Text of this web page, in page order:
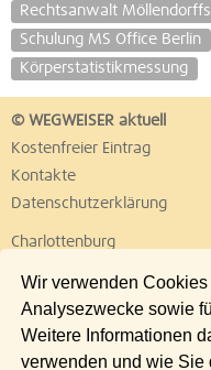
Wir verwenden Cookies
Analysezwecke sowie
Weitere Informationen
verwenden und wie Sie
Rechtsanwalt
Schulung MS Office Berlin
Körperstatistikmessung
© WEGWEISER aktuell
Kostenfreier Eintrag
Kontakte
Datenschutzerklärung
Charlottenburg
Lichtenberg